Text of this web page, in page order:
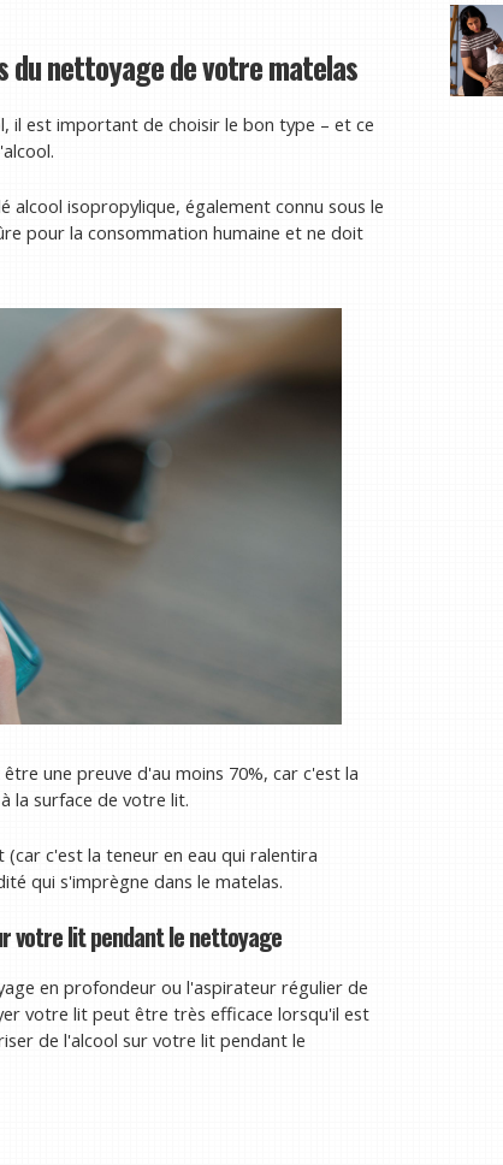
du nettoyage de votre matelas
il est important de choisir le bon type – et ce
isopropylique, également connu sous le
pour la consommation humaine et ne doit
une preuve d'au moins 70%, car c'est la
la surface de votre lit.
c'est la teneur en eau qui ralentira
qui s'imprègne dans le matelas.
votre lit pendant le nettoyage
en profondeur ou l'aspirateur régulier de
votre lit peut être très efficace lorsqu'il est
de l'alcool sur votre lit pendant le